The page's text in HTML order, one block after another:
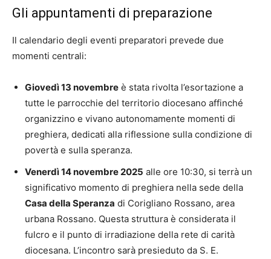
Gli appuntamenti di preparazione
Il calendario degli eventi preparatori prevede due
momenti centrali:
Giovedì 13 novembre è stata rivolta l’esortazione a
tutte le parrocchie del territorio diocesano affinché
organizzino e vivano autonomamente momenti di
preghiera, dedicati alla riflessione sulla condizione di
povertà e sulla speranza.
Venerdì 14 novembre 2025 alle ore 10:30, si terrà un
significativo momento di preghiera nella sede della
Casa della Speranza di Corigliano Rossano, area
urbana Rossano. Questa struttura è considerata il
fulcro e il punto di irradiazione della rete di carità
diocesana. L’incontro sarà presieduto da S. E.